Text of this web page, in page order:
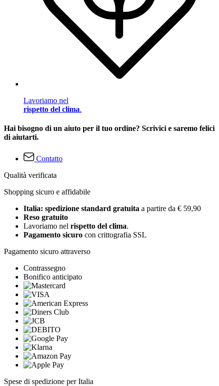
Lavoriamo nel
rispetto del clima.
Hai bisogno di un aiuto per il tuo ordine? Scrivici e saremo felici
di aiutarti.
Contatto
Qualità verificata
Shopping sicuro e affidabile
Italia: spedizione standard gratuita a partire da € 59,90
Reso gratuito
Lavoriamo nel rispetto del clima.
Pagamento sicuro con crittografia SSL
Pagamento sicuro attraverso
Contrassegno
Bonifico anticipato
Spese di spedizione per Italia